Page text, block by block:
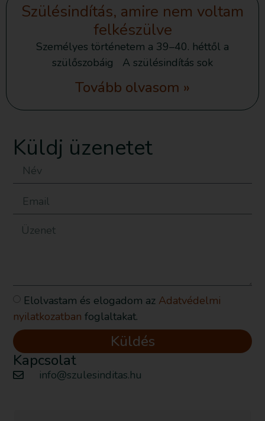
Szülésindítás, amire nem voltam
felkészülve
Személyes történetem a 39–40. héttől a
szülőszobáig A szülésindítás sok
Tovább olvasom »
Küldj üzenetet
Elolvastam és elogadom az Adatvédelmi
nyilatkozatban foglaltakat.
Küldés
Kapcsolat
info@szulesinditas.hu